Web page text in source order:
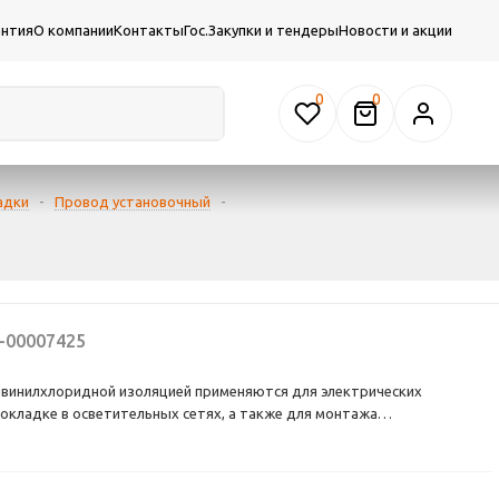
О компанииКонтактыГос.Закупки и тендерыНовости и акции
0
- Провод установочный
-
00007425
изоляцией применяются для электрических
в осветительных сетях, а также для монтажа
и станков на номинальное переменное напряжение до